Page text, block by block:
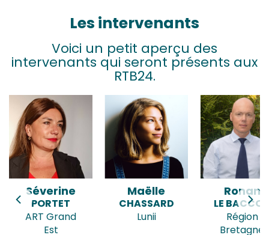
Les intervenants
Voici un petit aperçu des
intervenants qui seront présents aux
RTB24.
Maëlle
CHASSARD
Lunii
Ronan
LE BACCON
Région
Sophie
RICARD
La Preuve
par 7 -